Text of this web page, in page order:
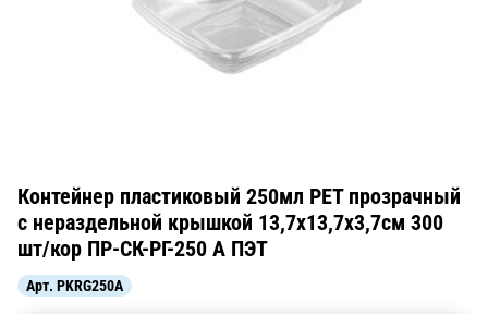
Контейнер пластиковый 250мл PET прозрачный
с нераздельной крышкой 13,7х13,7х3,7см 300
шт/кор ПР-СК-РГ-250 А ПЭТ
Арт. PKRG250A